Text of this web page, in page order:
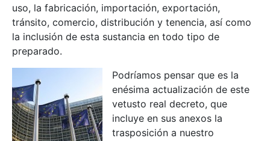
uso, la fabricación, importación, exportación,
tránsito, comercio, distribución y tenencia, así como
la inclusión de esta sustancia en todo tipo de
preparado.
Podríamos pensar que es la
enésima actualización de este
vetusto real decreto, que
incluye en sus anexos la
trasposición a nuestro